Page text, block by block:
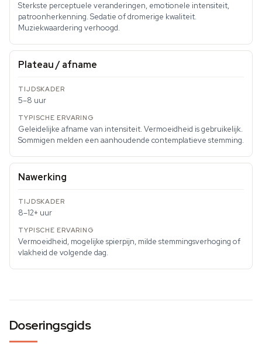
Sterkste perceptuele veranderingen, emotionele intensiteit,
patroonherkenning. Sedatie of dromerige kwaliteit.
Muziekwaardering verhoogd.
Plateau / afname
5–8 uur
Geleidelijke afname van intensiteit. Vermoeidheid is gebruikelijk.
Sommigen melden een aanhoudende contemplatieve stemming.
Nawerking
8–12+ uur
Vermoeidheid, mogelijke spierpijn, milde stemmingsverhoging of
vlakheid de volgende dag.
Doseringsgids